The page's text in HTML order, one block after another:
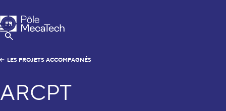
Pôle MecaTech
Menu
Afficher la Recherche
FR
EN
LES PROJETS ACCOMPAGNÉS
ARCPT